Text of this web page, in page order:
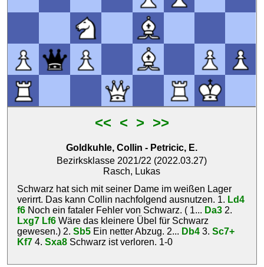
<< < > >>
Goldkuhle, Collin - Petricic, E.
Bezirksklasse 2021/22 (2022.03.27)
Rasch, Lukas
Schwarz hat sich mit seiner Dame im weißen Lager
verirrt. Das kann Collin nachfolgend ausnutzen. 1. Ld4
f6 Noch ein fataler Fehler von Schwarz. ( 1... Da3 2.
Lxg7 Lf6 Wäre das kleinere Übel für Schwarz
gewesen.) 2.Sb5 Ein netter Abzug. 2... Db4 3.Sc7+
Kf7 4.Sxa8 Schwarz ist verloren. 1-0